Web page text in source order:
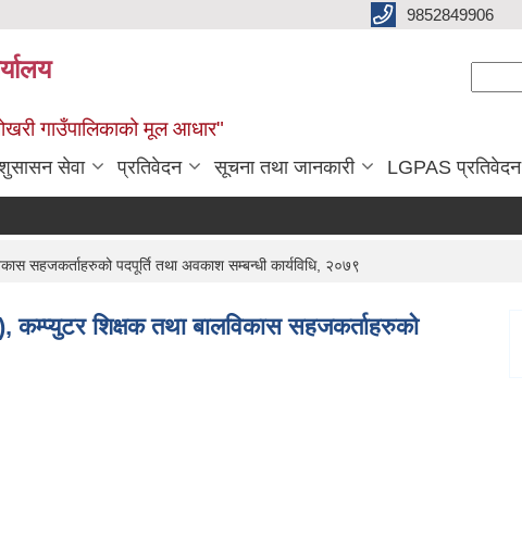
9852849906
गाउँपालिकाको मूल आधार"
सेवा प्रतिवेदन सूचना तथा जानकारी LGPAS प्रतिवेदन
सहजकर्ताहरुको पदपूर्ति तथा अवकाश सम्बन्धी कार्यविधि, २०७९
कम्प्युटर शिक्षक तथा बालविकास सहजकर्ताहरुको